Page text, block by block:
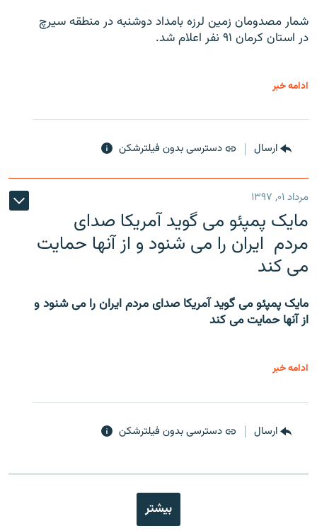
شمار مصدومان زمین لرزه بامداد دوشنبه در منطقه سیرچ
در استان کرمان ۹۱ نفر اعلام شد.
ادامه خبر
ارسال دسترسی بدون فیلترشکن
مرداد ۰۱, ۱۳۹۷
مایک پمپئو می گوید آمریکا صدای
مردم ایران را می شنود و از آنها حمایت
می کند
مایک پمپئو می گوید آمریکا صدای مردم ایران را می شنود و
از آنها حمایت می کند
ادامه خبر
ارسال دسترسی بدون فیلترشکن
بیشتر